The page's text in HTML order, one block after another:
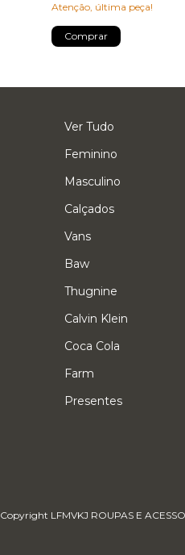
Atenção, última peça!
Comprar
Ver Tudo
Feminino
Masculino
Calçados
Vans
Baw
Thugnine
Calvin Klein
Coca Cola
Farm
Presentes
Copyright LFMVKJ ROUPAS E